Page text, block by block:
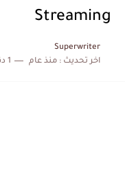
Streaming
Superwriter
اخر تحديث :منذ عام 1 دقائق للقراءة